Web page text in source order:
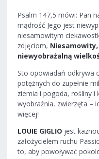
Psalm 147,5 mówi: Pan
mądrość Jego jest
niesamowitym
zdjęciom,
niewyobrażalną
Sto opowiadań odkrywa
potężnych do zupełnie
ziemia i pogoda, rośliny i
wyobraźnia, zwierzęta –
więcej!
LOUIE GIGLIO jest
założycielem ruchu
to, aby powoływać